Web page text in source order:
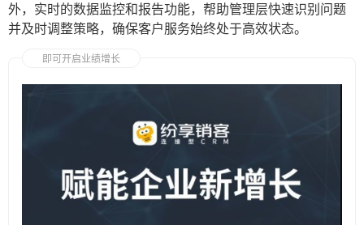
外，实时的数据监控和报告功能，帮助管理层快速识别问题
并及时调整策略，确保客户服务始终处于高效状态。
即可开启业绩增长